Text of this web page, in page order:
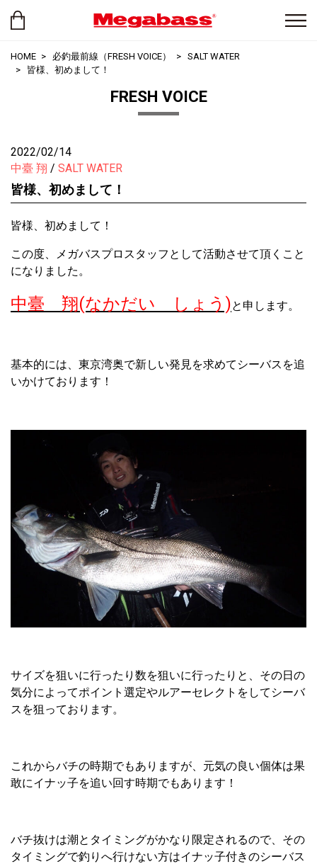
HOME 必釣最前線（FRESH VOICE）
SALT WATER
皆様、初めまして！
FRESH VOICE
2022/02/14
中臺 翔
SALT WATER
皆様、初めまして！
皆様、初めまして！
この度、メガバスプロスタッフとして活動させて頂くこと
になりました。
中臺 翔(なかだい しょう)と申します。
基本的には、東京湾奥で新しい発見を求めてシーバスを追
いかけております！
サイズを狙いに行ったり数を狙いに行ったりと、その日の
気分によってポイント選定やルアーセレクトをしてシーバ
スを狙っております。
これからバチの時期でもありますが、元気の良い個体は果
敢にイナッ子を追い回す時期でもあります！
バチ抜けは潮とタイミングがかなり限定されるので、その
タイミングで釣りへ行けない方はイナッ子付きのシーバス